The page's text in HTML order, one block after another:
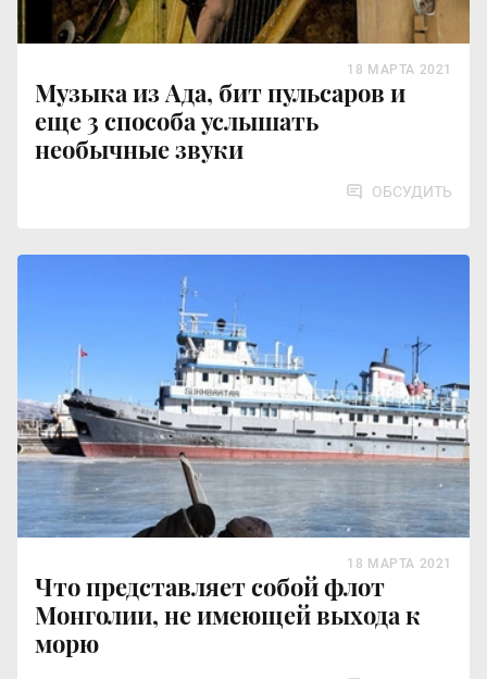
Музыка из Ада, бит пульсаров и
еще 3 способа услышать
необычные звуки
18 МАРТА 2021
ОБСУДИТЬ
Что представляет собой флот
Монголии, не имеющей выхода к
морю
18 МАРТА 2021